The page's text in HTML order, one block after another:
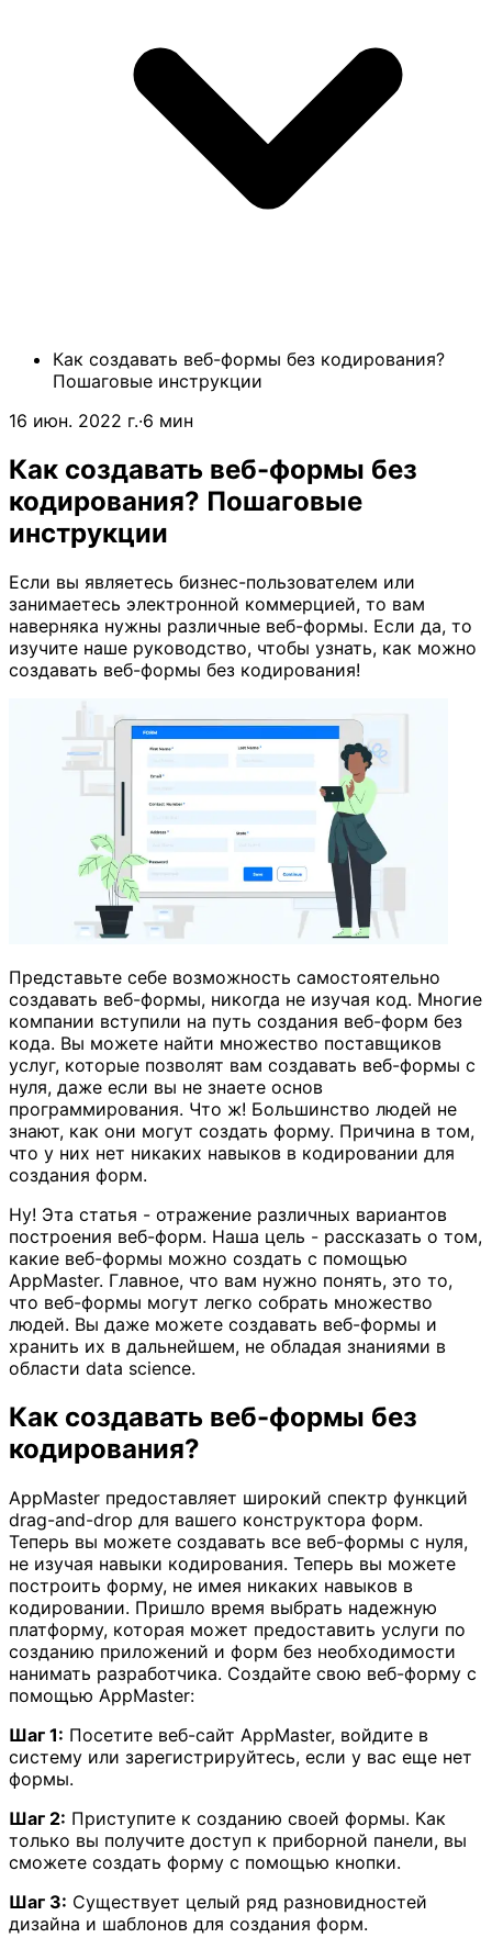
Как создавать веб-формы без кодирования?
Пошаговые инструкции
16 июн. 2022 г.·6 мин
Как создавать веб-формы без
кодирования? Пошаговые
инструкции
Если вы являетесь бизнес-пользователем или
занимаетесь электронной коммерцией, то вам
наверняка нужны различные веб-формы. Если да, то
изучите наше руководство, чтобы узнать, как можно
создавать веб-формы без кодирования!
Представьте себе возможность самостоятельно
создавать веб-формы, никогда не изучая код. Многие
компании вступили на путь создания веб-форм без
кода. Вы можете найти множество поставщиков
услуг, которые позволят вам создавать веб-формы с
нуля, даже если вы не знаете основ
программирования. Что ж! Большинство людей не
знают, как они могут создать форму. Причина в том,
что у них нет никаких навыков в кодировании для
создания форм.
Ну! Эта статья - отражение различных вариантов
построения веб-форм. Наша цель - рассказать о том,
какие веб-формы можно создать с помощью
AppMaster. Главное, что вам нужно понять, это то,
что веб-формы могут легко собрать множество
людей. Вы даже можете создавать веб-формы и
хранить их в дальнейшем, не обладая знаниями в
области data science.
Как создавать веб-формы без
кодирования?
AppMaster предоставляет широкий спектр функций
drag-and-drop для вашего конструктора форм.
Теперь вы можете создавать все веб-формы с нуля,
не изучая навыки кодирования. Теперь вы можете
построить форму, не имея никаких навыков в
кодировании. Пришло время выбрать надежную
платформу, которая может предоставить услуги по
созданию приложений и форм без необходимости
нанимать разработчика. Создайте свою веб-форму с
помощью AppMaster:
Шаг 1: Посетите веб-сайт AppMaster, войдите в
систему или зарегистрируйтесь, если у вас еще нет
формы.
Шаг 2: Приступите к созданию своей формы. Как
только вы получите доступ к приборной панели, вы
сможете создать форму с помощью кнопки.
Шаг 3: Существует целый ряд разновидностей
дизайна и шаблонов для создания форм.